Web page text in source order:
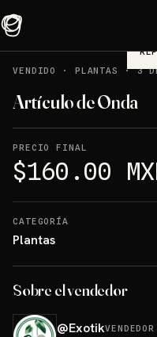
VENDIDO
· PLANTAS ·3
Artículo de Onda
PRECIO FINAL
$160.00
CATEGORÍA
Plantas
Sobre el vendedor
@Exotik